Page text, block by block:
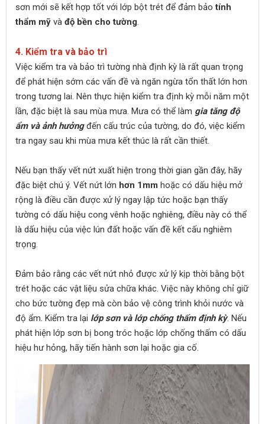
sơn mới sẽ kết hợp tốt với lớp bột trét để đảm bảo tính
thẩm mỹ và độ bền cho tường
4. Kiểm tra và bảo trì
Việc kiểm tra và bảo trì tường nhà định kỳ là rất quan trọng
để phát hiện sớm các vấn đề và ngăn ngừa tổn thất lớn hơn
trong tương lai. Nên thực hiện kiểm tra định kỳ mỗi năm một
lần, đặc biệt là sau mùa mưa. Mưa có thể làm gia tăng độ
ẩm và ảnh hưởngđến cấu trúc của tường, do đó, việc kiểm
tra ngay sau khi mùa mưa kết thúc là rất cần thiết.
​​​​​​​Nếu bạn thấy vết nứt xuất hiện trong thời gian gần đây, hãy
đặc biệt chú ý. Vết nứt lớn hơn 1mm hoặc có dấu hiệu mở
rộng là điều cần được xử lý ngay lập tức hoặc bạn thấy
tường có dấu hiệu cong vênh hoặc nghiêng, điều này có thể
là dấu hiệu của việc lún đất hoặc vấn đề kết cấu nghiêm
trọng.
Đảm bảo rằng các vết nứt nhỏ được xử lý kịp thời bằng bột
trét hoặc các vật liệu sửa chữa khác. Việc này không chỉ giữ
cho bức tường đẹp mà còn bảo vệ công trình khỏi nước và
độ ẩm. Kiểm tra lại lớp sơn và lớp chống thấm định kỳ. Nếu
phát hiện lớp sơn bị bong tróc hoặc lớp chống thấm có dấu
hiệu hư hỏng, hãy tiến hành sơn lại hoặc gia cố.